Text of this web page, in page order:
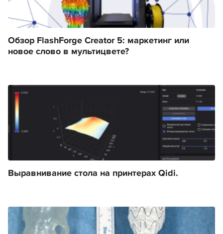
Обзор FlashForge Creator 5: маркетинг или
новое слово в мультицвете?
Выравнивание стола на принтерах Qidi.